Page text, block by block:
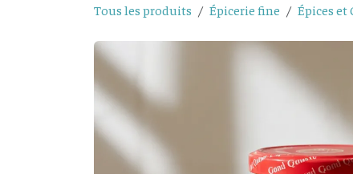
Tous les produits Épicerie fine Épices et